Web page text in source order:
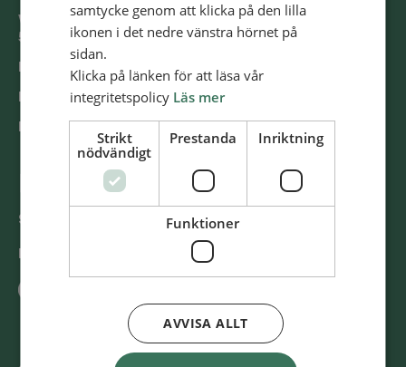
Västra Storgatan 14
553 15 Jönköping
E-post: info@​alliansmissionen.​se
Fler kon­takt­upp­gif­ter >
@SvenskaAl­li­ans­mis­sio­nen
Swish
samtycke genom att klicka på den lilla
ikonen i det nedre vänstra hörnet på
sidan.
Klicka på länken för att läsa vår
integritetspolicy Läs mer
Strikt
nödvändigt
Prestanda Inriktning
Funktioner
AVVISA ALLT